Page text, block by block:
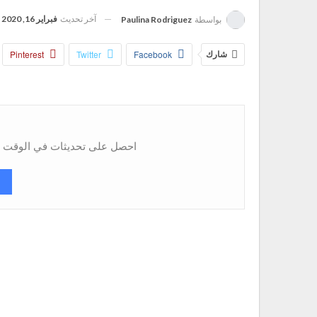
بواسطة Paulina Rodriguez آخر تحديث فبراير 16, 2020
شارك Facebook
Twitter
Pinterest
احصل على تحديثات في الوقت